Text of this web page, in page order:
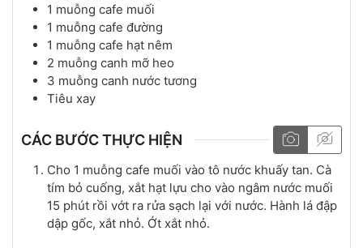
1 muỗng cafe muối
1 muỗng cafe đường
1 muỗng cafe hạt nêm
2 muỗng canh mỡ heo
3 muỗng canh nước tương
Tiêu xay
CÁC BƯỚC THỰC HIỆN
Cho 1 muỗng cafe muối vào tô nước khuấy tan. Cà
tím bỏ cuống, xắt hạt lựu cho vào ngâm nước muối
15 phút rồi vớt ra rửa sạch lại với nước. Hành lá đập
dập gốc, xắt nhỏ. Ớt xắt nhỏ.